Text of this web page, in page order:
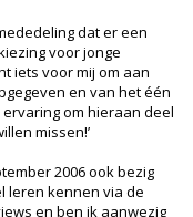
dat er een
voor jonge
iets voor mij om aan
en van het één
om hieraan deel
missen!’
2006 ook bezig
leren kennen via de
en ben ik aanwezig